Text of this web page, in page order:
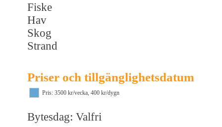
Fiske
Hav
Skog
Strand
Priser och tillgänglighetsdatum
Pris: 3500 kr/vecka, 400 kr/dygn
Bytesdag: Valfri